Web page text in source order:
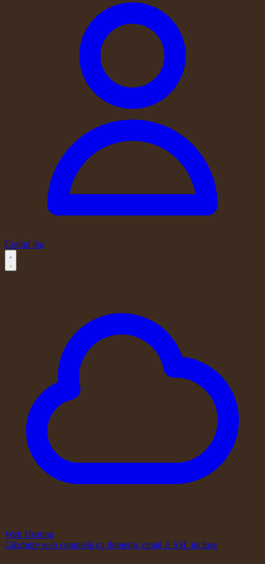
Contul tău
Web Hosting
Găzduire web completă cu domenii, email și SSL incluse